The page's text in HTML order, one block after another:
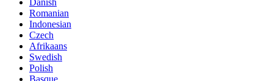
Danish
Romanian
Indonesian
Czech
Afrikaans
Swedish
Polish